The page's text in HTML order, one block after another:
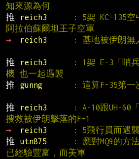
知來源為何
推
reich3
: 5架 KC-135空
阿拉伯蘇爾坦王子空軍
→
reich3
: 基地被伊朗無
推
reich3
: 1架 E-3「哨
機 也一起遇襲
推
gunng
: 這算F-35第一
推
reich3
: A-10跟UH-60
搜救被伊朗擊落的F-1
→
reich3 : 5飛行員而遇襲
推
utn875
: 應對MQ9的方
已經驗豐富，而美軍